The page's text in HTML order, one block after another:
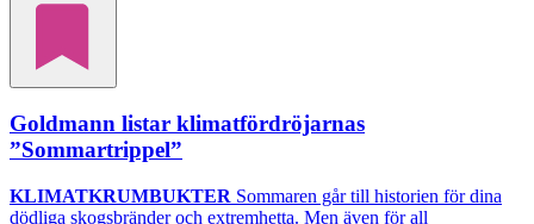
Goldmann listar klimatfördröjarnas
”Sommartrippel”
KLIMATKRUMBUKTER Sommaren går till historien för dina
dödliga skogsbränder och extremhetta. Men även för all